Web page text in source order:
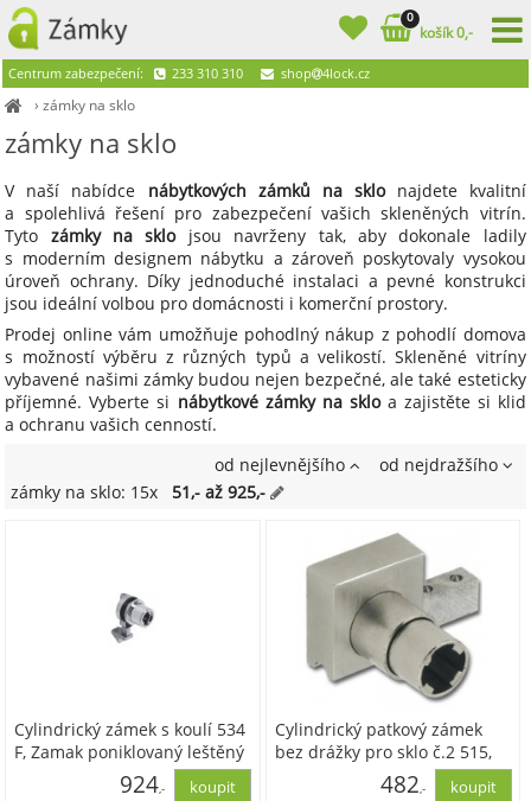
›zámky na sklo
zámky na sklo
V naší nabídce nábytkových zámků na sklonajdete kvalitní
a spolehlivá řešení pro zabezpečení vašich skleněných vitrín.
Tyto zámky na sklojsou navrženy tak, aby dokonale ladily
s moderním designem nábytku a zároveň poskytovaly vysokou
úroveň ochrany. Díky jednoduché instalaci a pevné konstrukci
jsou ideální volbou pro domácnosti i komerční prostory.
Prodej online vám umožňuje pohodlný nákup z pohodlí domova
s možností výběru z různých typů a velikostí. Skleněné vitríny
vybavené našimi zámky budou nejen bezpečné, ale také esteticky
příjemné. Vyberte si nábytkové zámky na skloa zajistěte si klid
a ochranu vašich cenností.
od nejlevnějšího
od nejdražšího
zámky na sklo: 15x
51,- až 925,-
Cylindrický zámek s koulí 534
F, Zamak poniklovaný leštěný
924,-
Cylindrický patkový zámek
bez drážky pro sklo č.2 515,
poniklovaný matný
482 ,-
0
košík 0,-
Centrum zabezpečení: 233 310 310 shop 4lock.cz